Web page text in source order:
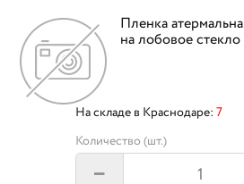
Пленка
на лобовое
На складе в Краснодаре: 7
Количество (шт.)
–